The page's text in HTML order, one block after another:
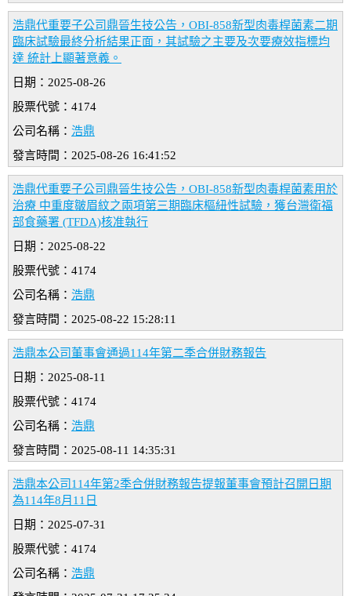
浩鼎代重要子公司鼎晉生技公告，OBI-858新型肉毒桿菌素二期
臨床試驗最終分析結果正面，其試驗之主要及次要療效指標均
達 統計上顯著意義。
日期：2025-08-26
股票代號：4174
公司名稱： 浩鼎
發言時間：2025-08-26 16:41:52
浩鼎代重要子公司鼎晉生技公告，OBI-858新型肉毒桿菌素用於
治療 中重度皺眉紋之兩項第三期臨床樞紐性試驗，獲台灣衛福
部食藥署 (TFDA)核准執行
日期：2025-08-22
股票代號：4174
公司名稱： 浩鼎
發言時間：2025-08-22 15:28:11
浩鼎本公司董事會通過114年第二季合併財務報告
日期：2025-08-11
股票代號：4174
公司名稱： 浩鼎
發言時間：2025-08-11 14:35:31
浩鼎本公司114年第2季合併財務報告提報董事會預計召開日期
為114年8月11日
日期：2025-07-31
股票代號：4174
公司名稱： 浩鼎